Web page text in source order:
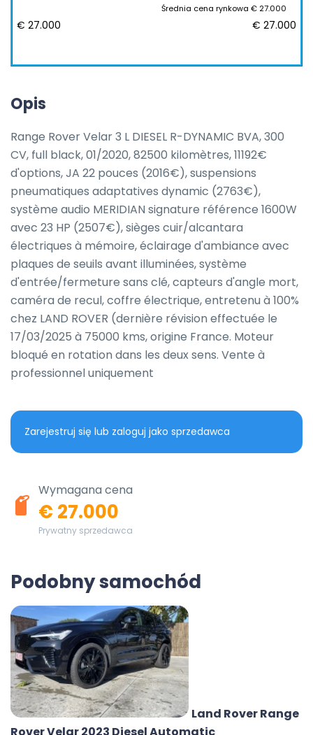
Średnia cena rynkowa € 27.000
€ 27.000 € 27.000
Opis
Range Rover Velar 3 L DIESEL R-DYNAMIC BVA, 300
CV, full black, 01/2020, 82500 kilomètres, 11192€
d'options, JA 22 pouces (2016€), suspensions
pneumatiques adaptatives dynamic (2763€),
système audio MERIDIAN signature référence 1600W
avec 23 HP (2507€), sièges cuir/alcantara
électriques à mémoire, éclairage d'ambiance avec
plaques de seuils avant illuminées, système
d'entrée/fermeture sans clé, capteurs d'angle mort,
caméra de recul, coffre électrique, entretenu à 100%
chez LAND ROVER (dernière révision effectuée le
17/03/2025 à 75000 kms, origine France. Moteur
bloqué en rotation dans les deux sens. Vente à
professionnel uniquement
Zarejestruj się lub zaloguj jako sprzedawca
Wymagana cena
€ 27.000
Prywatny sprzedawca
Podobny samochód
Land Rover Range